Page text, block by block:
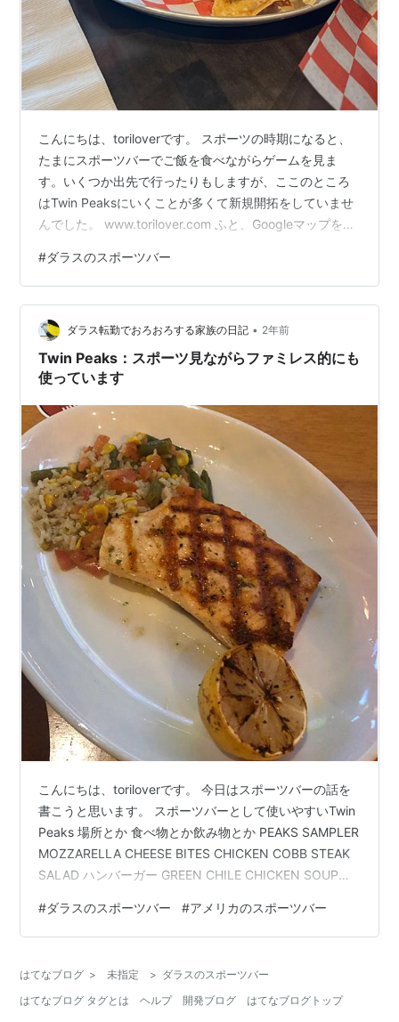
こんにちは、toriloverです。 スポーツの時期になると、
たまにスポーツバーでご飯を食べながらゲームを見ま
す。いくつか出先で行ったりもしますが、ここのところ
はTwin Peaksにいくことが多くて新規開拓をしていませ
んでした。 www.torilover.com ふと、Googleマップを見
きました。前の店が何だったか思い出せないですが、ス
ポーツバーではなかったことは確かなので、潰れて入れ
替わったのだと思います。 Chop Sports Las Colinasは趣
味感満載で開放感のあるスポーツバー 外観とか内観とか
メニュー いただいたもの…
#ダラスのスポーツバー
ダラス転勤でおろおろする家族の日記 • 2年前
Twin Peaks：スポーツ見ながらファミレス的にも
使っています
こんにちは、toriloverです。 今日はスポーツバーの話を
書こうと思います。 スポーツバーとして使いやすいTwin
Peaks 場所とか 食べ物とか飲み物とか PEAKS SAMPLER
MOZZARELLA CHEESE BITES CHICKEN COBB STEAK
SALAD ハンバーガー GREEN CHILE CHICKEN SOUP
ーツバーとして使いやすいTwin Peaks 去年の夏は、以前
ダラスにいたスポーツ観戦好きの友達が遊びに来てくれ
見る機…
#ダラスのスポーツバー #アメリカのスポーツバー
はてなブログ > 未指定 > ダラスのスポーツバー
はてなブログ タグとは
ヘルプ 開発ブログ
はてなブログトップ